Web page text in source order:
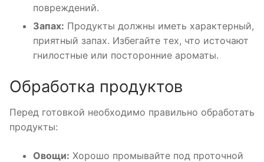
повреждений.
Запах: Продукты должны иметь характерный,
приятный запах. Избегайте тех, что источают
гнилостные или посторонние ароматы.
Обработка продуктов
Перед готовкой необходимо правильно обработать
продукты:
Овощи: Хорошо промывайте под проточной